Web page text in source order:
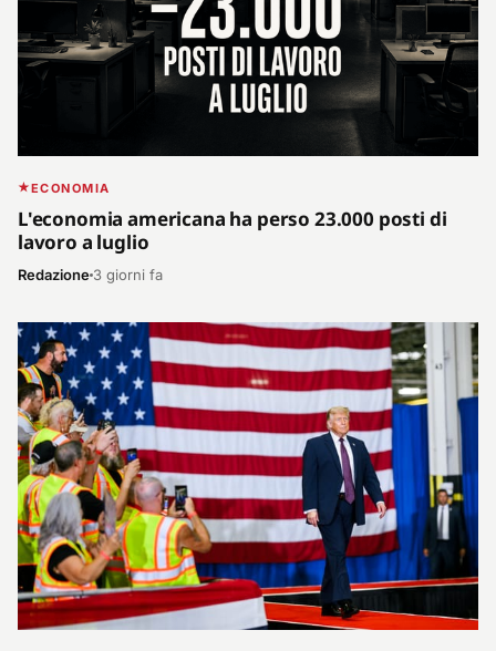
ECONOMIA
L'economia americana ha perso 23.000 posti di
lavoro a luglio
Redazione 3 giorni fa